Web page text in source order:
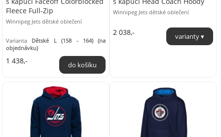
Fleece Full-Zip
Winnipeg Jets dětské oblečení
Varianta Dětské L (158 - 164) (na
objednávku)
1 438,-
Winnipeg Jets dětské oblečení
2 038,-